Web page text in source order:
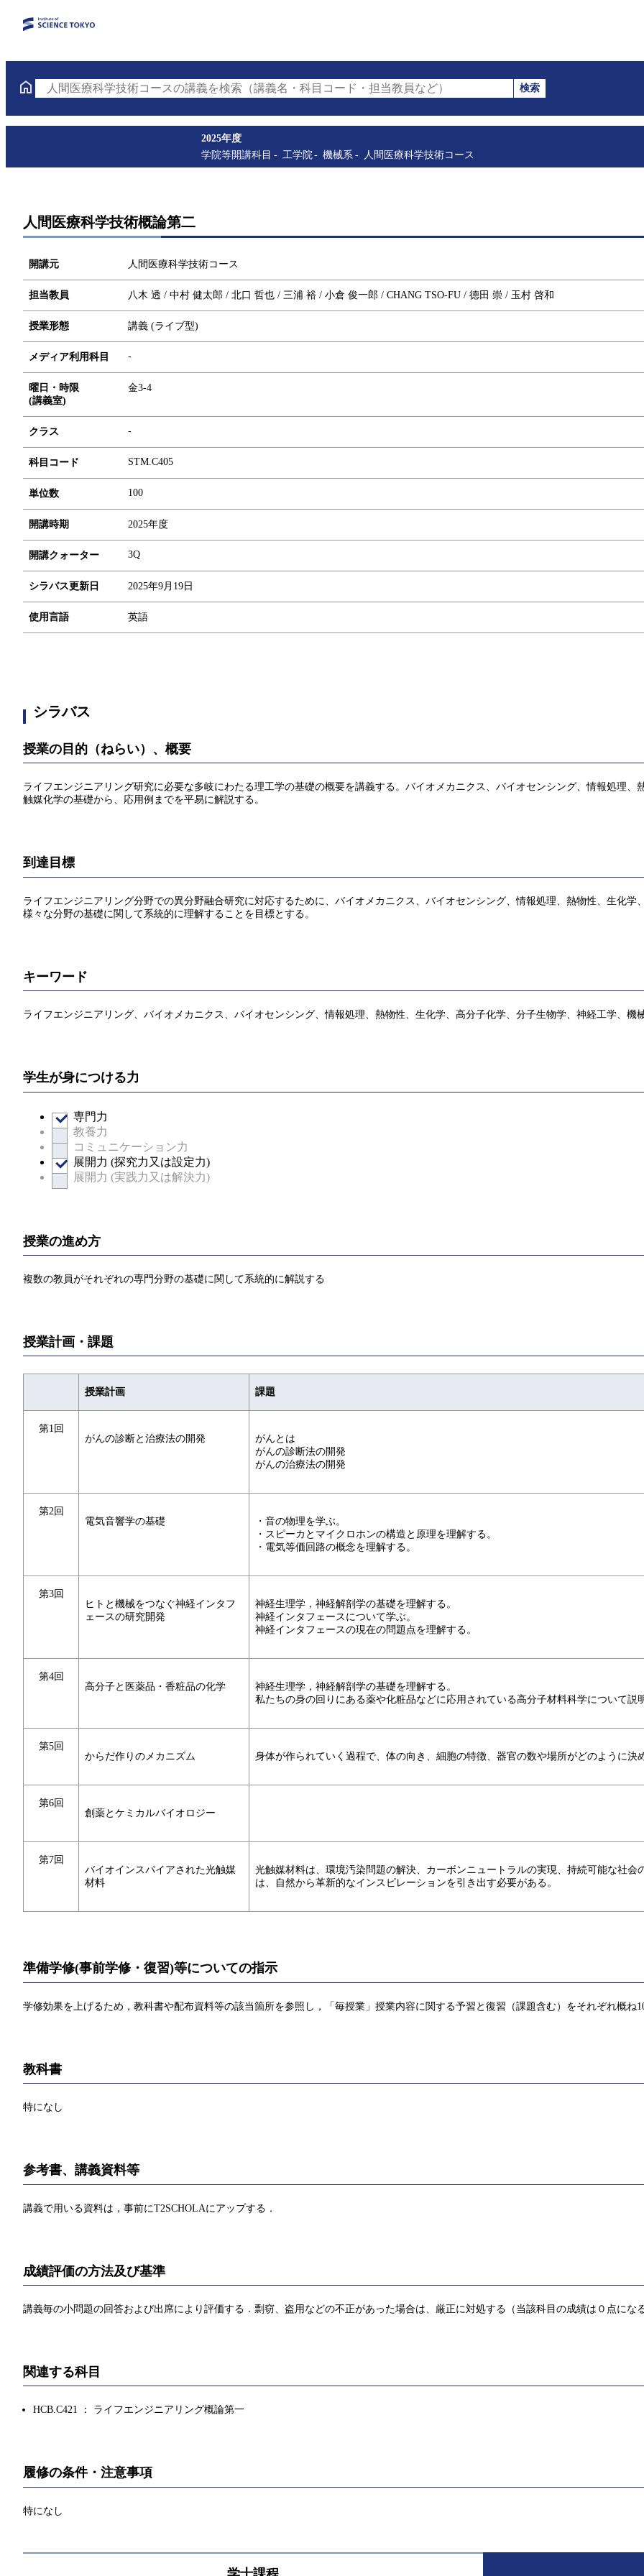
人間医療科学技術コースの講義を検索（講義名・科目コード・担当教員など）
検索
2025年度
学院等開講科目
工学院 機械系 人間医療科学技術コース
人間医療科学技術概論第二
開講元 人間医療科学技術コース
担当教員 八木 透 / 中村 健太郎 / 北口 哲也 / 三浦 裕 / 小倉 俊一郎 / CHANG TSO-FU / 德田 崇 / 玉村 啓和
授業形態 講義 (ライブ型)
メディア利用科目 -
曜日・時限
(講義室)
金3-4
クラス -
科目コード STM.C405
単位数 100
開講時期 2025年度
開講クォーター 3Q
シラバス更新日 2025年9月19日
使用言語 英語
シラバス
授業の目的（ねらい）、概要
ライフエンジニアリング研究に必要な多岐にわたる理工学の基礎の概要を講義する。バイオメカニクス、バイオセンシング、情報処理
触媒化学の基礎から、応用例までを平易に解説する。
到達目標
ライフエンジニアリング分野での異分野融合研究に対応するために、バイオメカニクス、バイオセンシング、情報処理、熱物性、生化
様々な分野の基礎に関して系統的に理解することを目標とする。
キーワード
ライフエンジニアリング、バイオメカニクス、バイオセンシング、情報処理、熱物性、生化学、高分子化学、分子生物学、神経工学、機
学生が身につける力
専門力
教養力
コミュニケーション力
展開力 (探究力又は設定力)
展開力 (実践力又は解決力)
授業の進め方
複数の教員がそれぞれの専門分野の基礎に関して系統的に解説する
授業計画・課題
授業計画 課題
第1回
がんの診断と治療法の開発
がんとは
がんの診断法の開発
がんの治療法の開発
第2回
電気音響学の基礎
・音の物理を学ぶ。
・スピーカとマイクロホンの構造と原理を理解する。
・電気等価回路の概念を理解する。
第3回
ヒトと機械をつなぐ神経インタフ
ェースの研究開発
神経生理学，神経解剖学の基礎を理解する。
神経インタフェースについて学ぶ。
神経インタフェースの現在の問題点を理解する。
第4回
高分子と医薬品・香粧品の化学
神経生理学，神経解剖学の基礎を理解する。
私たちの身の回りにある薬や化粧品などに応用されている高分子材料科学について説
第5回
からだ作りのメカニズム
身体が作られていく過程で、体の向き、細胞の特徴、器官の数や場所がどのように決
第6回
創薬とケミカルバイオロジー
第7回
バイオインスパイアされた光触媒
材料
光触媒材料は、環境汚染問題の解決、カーボンニュートラルの実現、持続可能な社
は、自然から革新的なインスピレーションを引き出す必要がある。
準備学修(事前学修・復習)等についての指示
学修効果を上げるため，教科書や配布資料等の該当箇所を参照し，「毎授業」授業内容に関する予習と復習（課題含む）をそれぞれ概ね
教科書
特になし
参考書、講義資料等
講義で用いる資料は，事前にT2SCHOLAにアップする．
成績評価の方法及び基準
講義毎の小問題の回答および出席により評価する．剽窃、盗用などの不正があった場合は、厳正に対処する（当該科目の成績は０点にな
関連する科目
HCB.C421 ： ライフエンジニアリング概論第一
履修の条件・注意事項
特になし